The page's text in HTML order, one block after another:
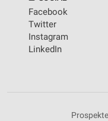
Facebook
Twitter
Instagram
LinkedIn